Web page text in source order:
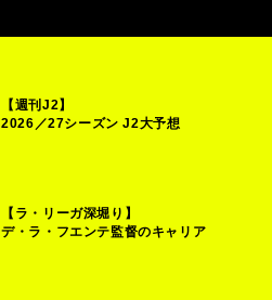
【週刊J2】
2026／27シーズン J2大予想
【ラ・リーガ深堀り】
デ・ラ・フエンテ監督のキャリア